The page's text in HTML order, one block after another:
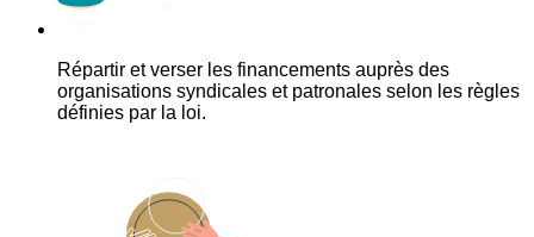
Répartir et verser les financements auprès des
organisations syndicales et patronales selon les règles
définies par la loi.